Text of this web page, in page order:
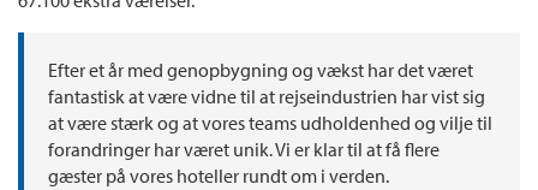
Efter et år med genopbygning og vækst har det været
fantastisk at være vidne til at rejseindustrien har vist sig
at være stærk og at vores teams udholdenhed og vilje til
forandringer har været unik. Vi er klar til at få flere
gæster på vores hoteller rundt om i verden.